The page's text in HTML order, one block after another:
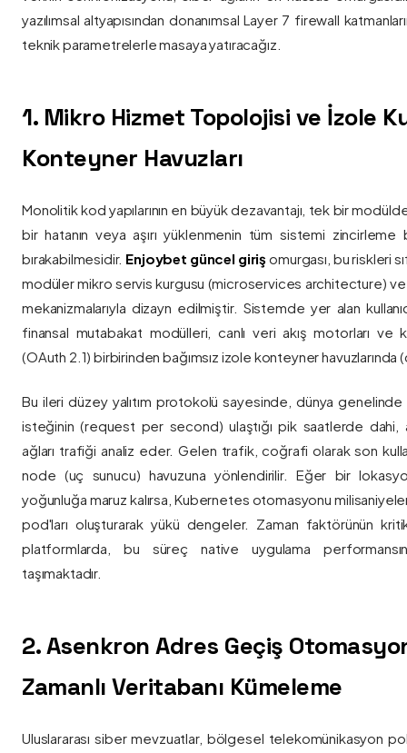
yazılımsal altyapısından donanımsal Layer 7 firewall
teknik parametrelerle masaya yatıracağız.
1. Mikro Hizmet Topolojisi ve İzole
Konteyner Havuzları
Monolitik kod yapılarının en büyük dezavantajı, tek bir
bir hatanın veya aşırı yüklenmenin tüm sistemi zincirleme
bırakabilmesidir. Enjoybet güncel giriş omurgası, bu riskleri
modüler mikro servis kurgusu (microservices architecture)
mekanizmalarıyla dizayn edilmiştir. Sistemde yer alan
finansal mutabakat modülleri, canlı veri akış motorları ve
(OAuth 2.1) birbirinden bağımsız izole konteyner havuzlarında
Bu ileri düzey yalıtım protokolü sayesinde, dünya genelinde
isteğinin (request per second) ulaştığı pik saatlerde dahi,
ağları trafiği analiz eder. Gelen trafik, coğrafi olarak son
node (uç sunucu) havuzuna yönlendirilir. Eğer bir
yoğunluğa maruz kalırsa, Kubernetes otomasyonu
pod'ları oluşturarak yükü dengeler. Zaman faktörünün
platformlarda, bu süreç native uygulama
taşımaktadır.
2. Asenkron Adres Geçiş
Zamanlı Veritabanı Kümeleme
Uluslararası siber mevzuatlar, bölgesel telekomünikasyon